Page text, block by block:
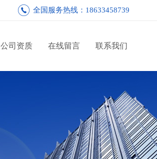
全国服务热线：18633458739
公司资质 在线留言 联系我们